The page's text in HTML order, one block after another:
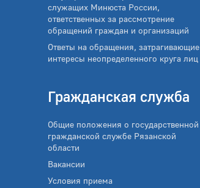
служащих Минюста России,
ответственных за рассмотрение
обращений граждан и организаций
Ответы на обращения, затрагивающие
интересы неопределенного круга лиц
Гражданская служба
Общие положения о государственной
гражданской службе Рязанской
области
Вакансии
Условия приема